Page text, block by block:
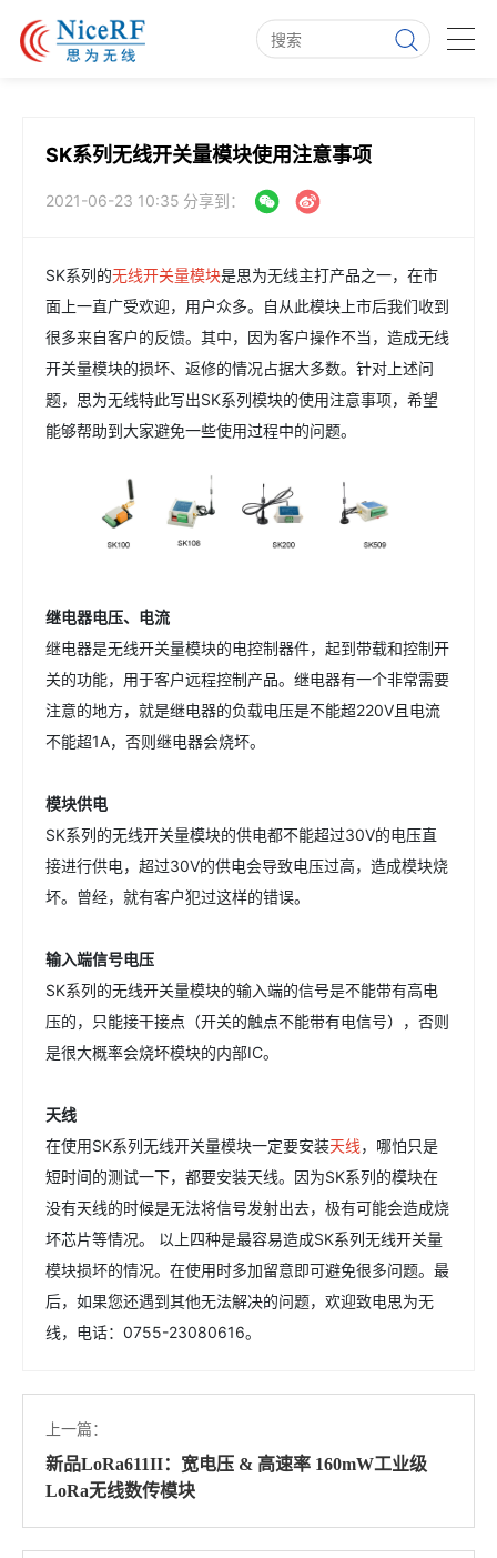
SK系列无线开关量模块使用注意事项
2021-06-23 10:35 分享到：
SK系列的无线开关量模块是思为无线主打产品之一，在市
面上一直广受欢迎，用户众多。自从此模块上市后我们收到
很多来自客户的反馈。其中，因为客户操作不当，造成无线
开关量模块的损坏、返修的情况占据大多数。针对上述问
题，思为无线特此写出SK系列模块的使用注意事项，希望
能够帮助到大家避免一些使用过程中的问题。
继电器电压、电流
继电器是无线开关量模块的电控制器件，起到带载和控制开
关的功能，用于客户远程控制产品。继电器有一个非常需要
注意的地方，就是继电器的负载电压是不能超220V且电流
不能超1A，否则继电器会烧坏。
模块供电
SK系列的无线开关量模块的供电都不能超过30V的电压直
接进行供电，超过30V的供电会导致电压过高，造成模块烧
坏。曾经，就有客户犯过这样的错误。
输入端信号电压
SK系列的无线开关量模块的输入端的信号是不能带有高电
压的，只能接干接点（开关的触点不能带有电信号），否则
是很大概率会烧坏模块的内部IC。
天线
在使用SK系列无线开关量模块一定要安装天线，哪怕只是
短时间的测试一下，都要安装天线。因为SK系列的模块在
没有天线的时候是无法将信号发射出去，极有可能会造成烧
坏芯片等情况。 以上四种是最容易造成SK系列无线开关量
模块损坏的情况。在使用时多加留意即可避免很多问题。最
后，如果您还遇到其他无法解决的问题，欢迎致电思为无
线，电话：0755-23080616。
上一篇：
新品LoRa611II：宽电压 & 高速率 160mW工业级
LoRa无线数传模块